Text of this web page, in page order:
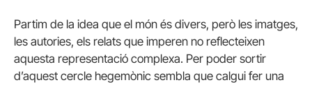
Partim de la idea que el món és divers, però les imatges,
les autories, els relats que imperen no reflecteixen
aquesta representació complexa. Per poder sortir
d’aquest cercle hegemònic sembla que calgui fer una